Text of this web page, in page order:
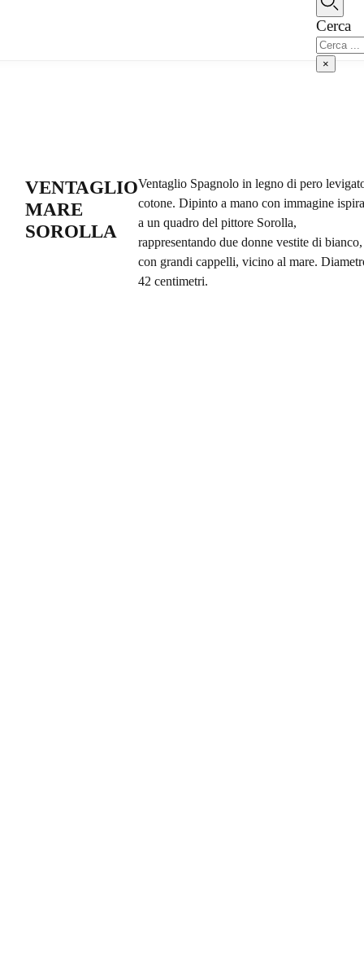
Cerca
Cerca
×
VENTAGLIO
MARE
SOROLLA
Ventaglio Spagnolo in legno di pero
cotone. Dipinto a mano con immagine
a un quadro del pittore Sorolla,
rappresentando due donne vestite di bianco,
con grandi cappelli, vicino al mare.
42 centimetri.